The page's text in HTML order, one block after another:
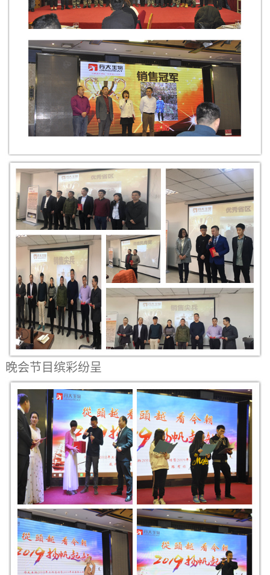
晚会节目缤彩纷呈